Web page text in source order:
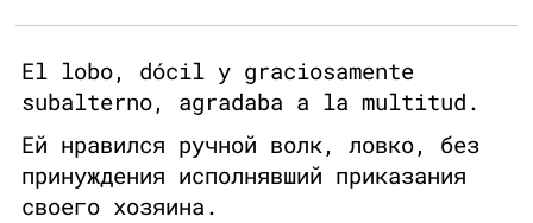
El lobo, dócil y graciosamente
subalterno, agradaba a la multitud.
Ей нравился ручной волк, ловко, без
принуждения исполнявший приказания
своего хозяина.